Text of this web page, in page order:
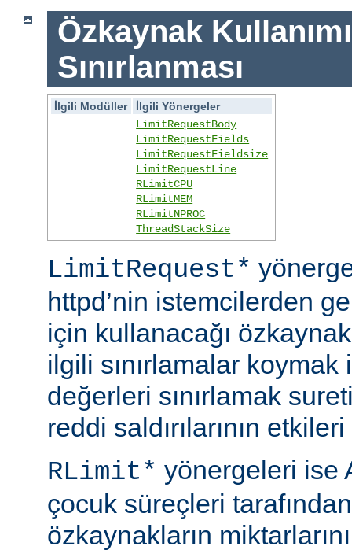
Özkaynak
Sınırlanması
İlgili Modüller
İlgili Yönergeler
LimitRequestBody
LimitRequestFields
LimitRequestFieldsize
LimitRequestLine
RLimitCPU
RLimitMEM
RLimitNPROC
ThreadStackSize
LimitRequest*
httpd’nin istemcilerden
için kullanacağı
ilgili sınırlamalar koymak
değerleri sınırlamak
reddi saldırılarının
RLimit* yönergeleri ise
çocuk süreçleri
özkaynakların